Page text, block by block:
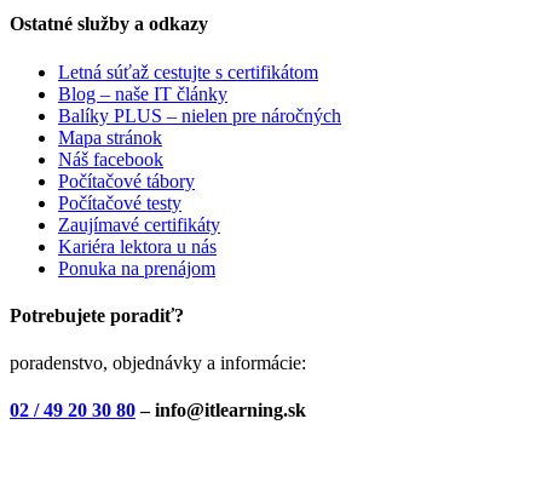
Ostatné služby a odkazy
Letná súťaž cestujte s certifikátom
Blog – naše IT články
Balíky PLUS – nielen pre náročných
Mapa stránok
Náš facebook
Počítačové tábory
Počítačové testy
Zaujímavé certifikáty
Kariéra lektora u nás
Ponuka na prenájom
Potrebujete poradiť?
poradenstvo, objednávky a informácie:
02 / 49 20 30 80– info@itlearning.sk